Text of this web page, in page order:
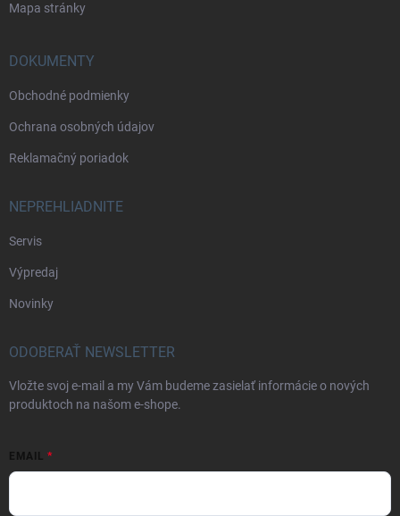
Mapa stránky
DOKUMENTY
Obchodné podmienky
Ochrana osobných údajov
Reklamačný poriadok
NEPREHLIADNITE
Servis
Výpredaj
Novinky
ODOBERAŤ NEWSLETTER
Vložte svoj e-mail a my Vám budeme zasielať informácie o nových
produktoch na našom e-shope.
EMAIL